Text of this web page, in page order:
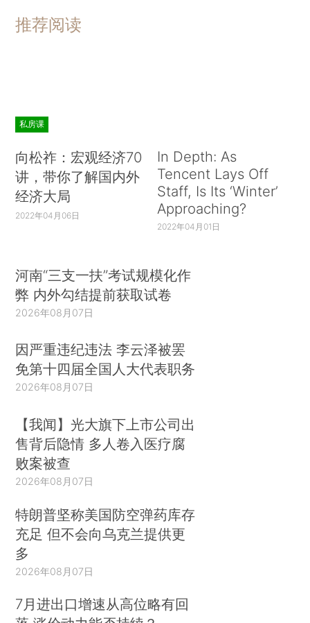
推荐阅读
私房课
向松祚：宏观经济70
讲，带你了解国内外
经济大局
2022年04月06日
In Depth: As
Tencent Lays Off
Staff, Is Its ‘Winter’
Approaching?
2022年04月01日
河南“三支一扶”考试规模化作
弊 内外勾结提前获取试卷
2026年08月07日
因严重违纪违法 李云泽被罢
免第十四届全国人大代表职务
2026年08月07日
【我闻】光大旗下上市公司出
售背后隐情 多人卷入医疗腐
败案被查
2026年08月07日
特朗普坚称美国防空弹药库存
充足 但不会向乌克兰提供更
多
2026年08月07日
7月进出口增速从高位略有回